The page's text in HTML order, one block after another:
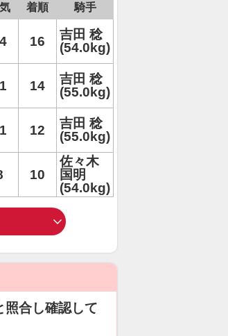
着順 騎手
16
吉田 稔
(54.0kg)
14
吉田 稔
(55.0kg)
12
吉田 稔
(55.0kg)
10
佐々木
国明
(54.0kg)
照合し確認して